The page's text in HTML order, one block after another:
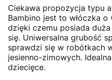
Ciekawa propozycja typu
Bambino jest to włóczka
dzięki czemu posiada
się. Uniwersalna grubość
sprawdzi się w robótkach
jesienno-zimowych.
dziecięce.